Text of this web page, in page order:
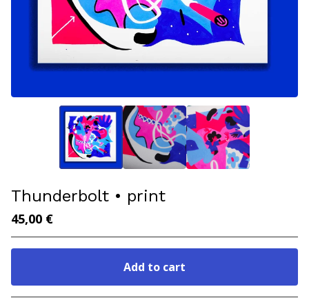
Thunderbolt • print
45,00 €
Add to cart